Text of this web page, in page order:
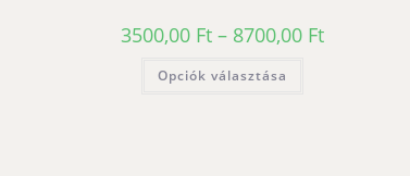
3500,00 Ft – 8700,00 FtÁrtartomány:
3500,00 Ft
Opciók választása